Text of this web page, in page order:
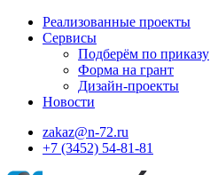
Реализованные проекты
Сервисы
Подберём по приказу
Форма на грант
Дизайн-проекты
Новости
zakaz@n-72.ru
+7 (3452) 54-81-81